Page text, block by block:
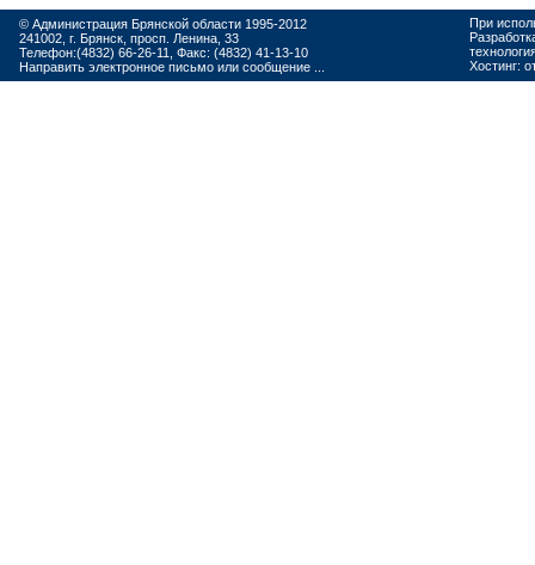
© Администрация Брянской области 1995-2012
241002, г. Брянск, просп. Ленина, 33
Телефон:(4832) 66-26-11, Факс: (4832) 41-13-10
Направить электронное письмо или сообщение ...
При
Хостинг: